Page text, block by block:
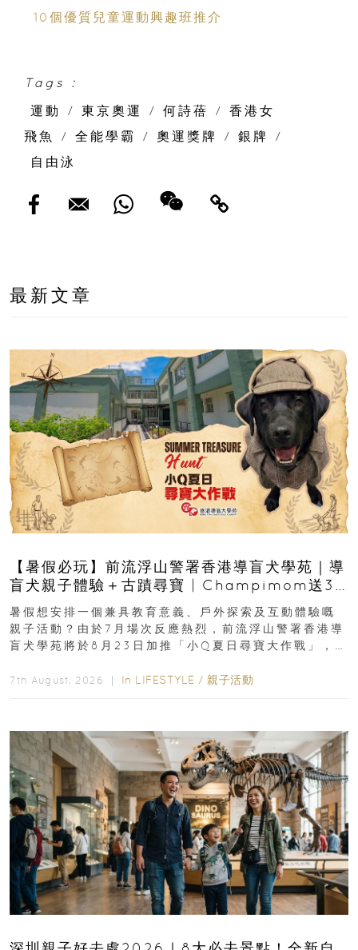
10個優質兒童運動興趣班推介
Tags :
運動
/ 東京奧運 / 何詩蓓 /
香港女
飛魚
/ 全能學霸 / 奧運獎牌 / 銀牌
/
自由泳
最新文章
【暑假必玩】前流浮山警署香港導盲犬學苑｜導
盲犬親子體驗＋古蹟尋寶 | Champimom送3
組免費名額
暑假想安排一個兼具教育意義、戶外探索及互動體驗嘅
親子活動？由於7月場次反應熱烈，前流浮山警署香港導
盲犬學苑將於8月23日加推「小Q夏日尋寶大作戰」，家
7th August, 2026 ｜ In LIFESTYLE / 親子活動